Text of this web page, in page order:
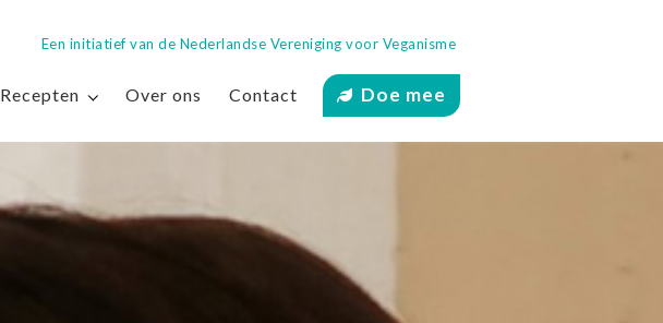
Een initiatief van de Nederlandse Vereniging voor Veganisme
Recepten Over ons Contact Doe mee